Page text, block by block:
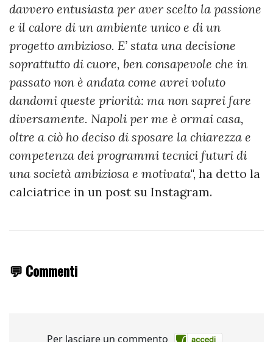
davvero entusiasta per aver scelto la passione
e il calore di un ambiente unico e di un
progetto ambizioso. E’ stata una decisione
soprattutto di cuore, ben consapevole che in
passato non è andata come avrei voluto
dandomi queste priorità: ma non saprei fare
diversamente. Napoli per me è ormai casa,
oltre a ciò ho deciso di sposare la chiarezza e
competenza dei programmi tecnici futuri di
una società ambiziosa e motivata", ha detto la
calciatrice in un post su Instagram.
💬 Commenti